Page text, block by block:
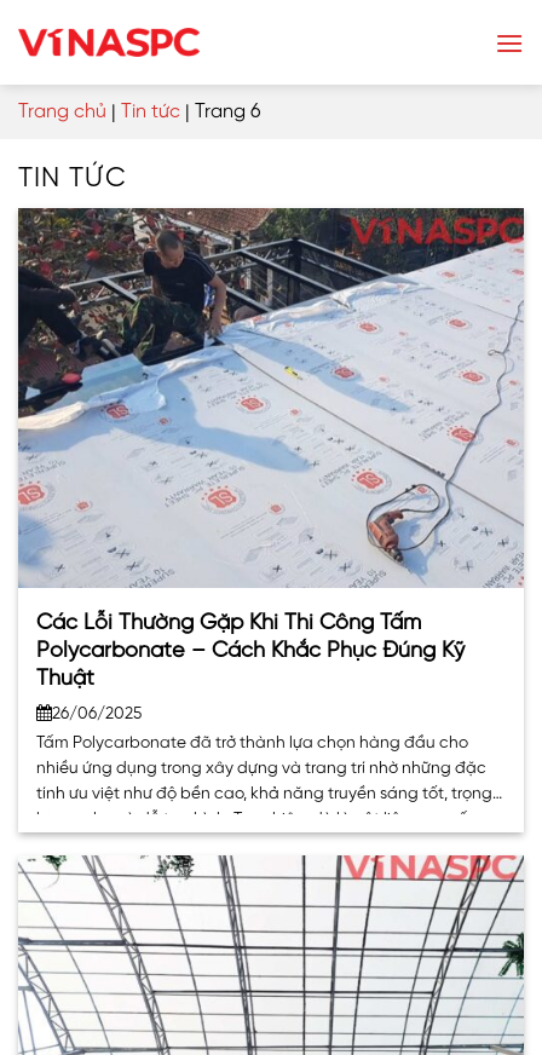
Trang chủ | Tin tức | Trang 6
TIN TỨC
Các Lỗi Thường Gặp Khi Thi Công Tấm
Polycarbonate – Cách Khắc Phục Đúng Kỹ
Thuật
26/06/2025
Tấm Polycarbonate đã trở thành lựa chọn hàng đầu cho
nhiều ứng dụng trong xây dựng và trang trí nhờ những đặc
tính ưu việt như độ bền cao, khả năng truyền sáng tốt, trọng
lượng nhẹ và dễ tạo hình. Tuy nhiên, dù là vật liệu cao cấp